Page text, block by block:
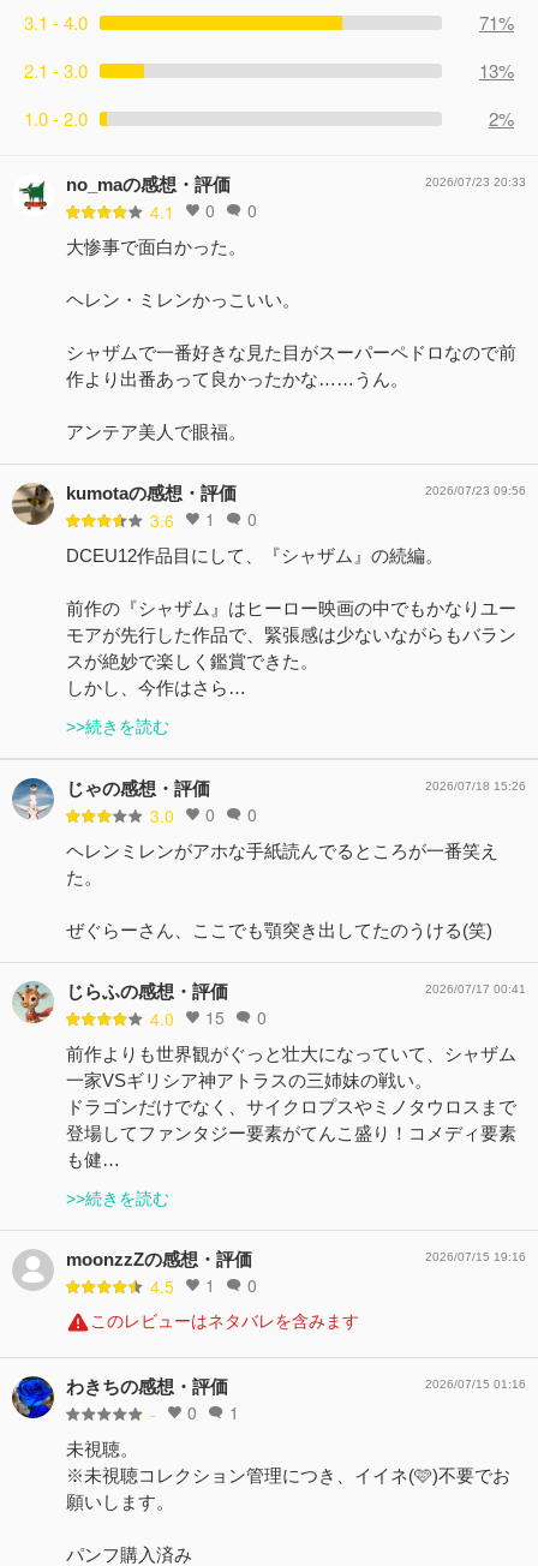
3.1 - 4.0
71%
2.1 - 3.0
13%
1.0 - 2.0
2%
no_maの感想・評価
4.1 0 0
2026/07/23 20:33
大惨事で面白かった。
ヘレン・ミレンかっこいい。
シャザムで一番好きな見た目がスーパーペドロなので前
作より出番あって良かったかな……うん。
アンテア美人で眼福。
kumotaの感想・評価
3.6 1 0
2026/07/23 09:56
DCEU12作品目にして、『シャザム』の続編。
前作の『シャザム』はヒーロー映画の中でもかなりユー
モアが先行した作品で、緊張感は少ないながらもバラン
スが絶妙で楽しく鑑賞できた。
しかし、今作はさら…
>>続きを読む
じゃの感想・評価
3.0 0 0
2026/07/18 15:26
ヘレンミレンがアホな手紙読んでるところが一番笑え
た。
ぜぐらーさん、ここでも顎突き出してたのうける(笑)
じらふの感想・評価
4.0 15 0
2026/07/17 00:41
前作よりも世界観がぐっと壮大になっていて、シャザム
一家VSギリシア神アトラスの三姉妹の戦い。
ドラゴンだけでなく、サイクロプスやミノタウロスまで
登場してファンタジー要素がてんこ盛り！コメディ要素
も健…
>>続きを読む
moonzzZの感想・評価
4.5 1 0
2026/07/15 19:16
このレビューはネタバレを含みます
わきちの感想・評価
- 0 1
2026/07/15 01:16
未視聴。
※未視聴コレクション管理につき、イイネ(🩷)不要でお
願いします。
パンフ購入済み